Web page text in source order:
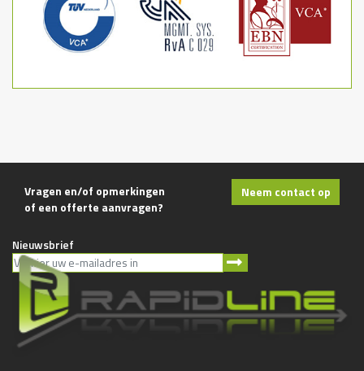
Vragen en/of opmerkingen
of een offerte aanvragen?
Neem contact op
Nieuwsbrief